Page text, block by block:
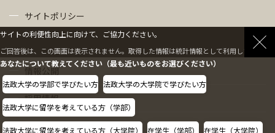
サイトポリシー
情報公開
採用情報
教職員の方へ
サイトの利便性向上に向けて、ご協力ください。
ご回答後は、この画面は表示されません。取得した情報は統計情報として利用します。
あなたについて教えてください（最も近いものをお選びください）
法政大学の学部で学びたい方 法政大学の大学院で学びたい方
法政大学に留学を考えている方（学部）
法政大学に留学を考えている方（大学院） 在学生（学部） 在学生（大学院）